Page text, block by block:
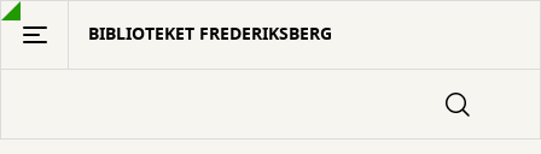
Gå
hovedindhold
BIBLIOTEKET FREDERIKSBERG